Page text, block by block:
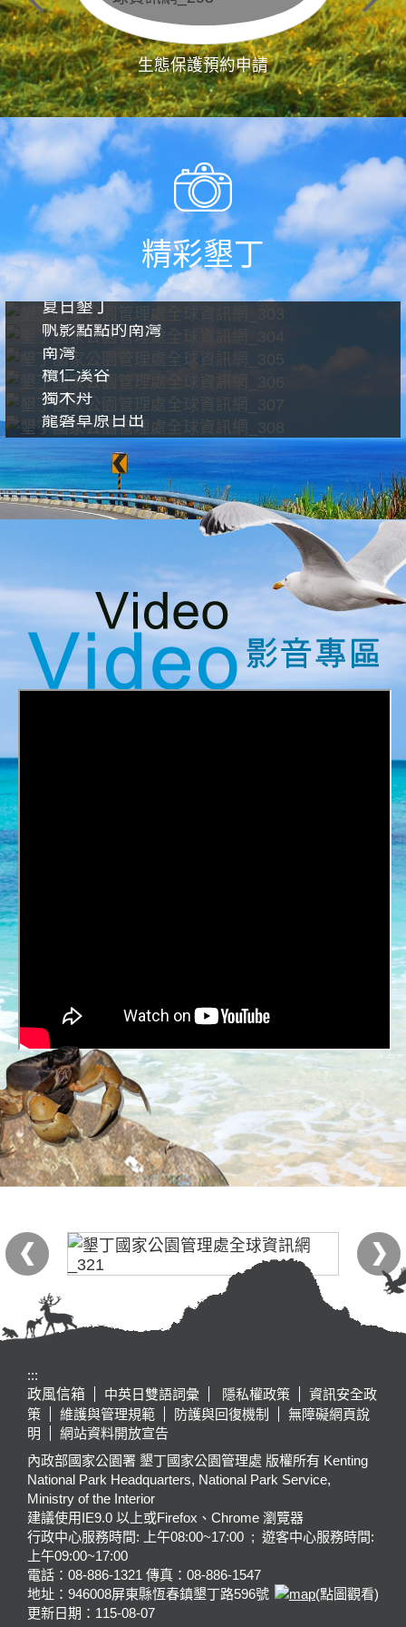
生態保護預約申請
精彩墾丁
夏日墾丁
帆影點點的南灣
南灣
欖仁溪谷
獨木舟
龍磐草原日出
:::
政風信箱
中英日雙語詞彙 隱私權政策
資訊安全政
策
維護與管理規範 防護與回復機制
無障礙網頁說
明
網站資料開放宣告
內政部國家公園署 墾丁國家公園管理處 版權所有 Kenting
National Park Headquarters, National Park Service,
Ministry of the Interior
建議使用IE9.0 以上或Firefox、Chrome 瀏覽器
行政中心服務時間: 上午08:00~17:00 ; 遊客中心服務時間:
上午09:00~17:00
電話：08-886-1321 傳真：08-886-1547
地址：946008屏東縣恆春鎮墾丁路596號
(點圖觀看)
更新日期： 115-08-07